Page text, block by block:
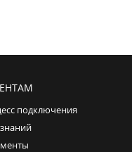
подключения